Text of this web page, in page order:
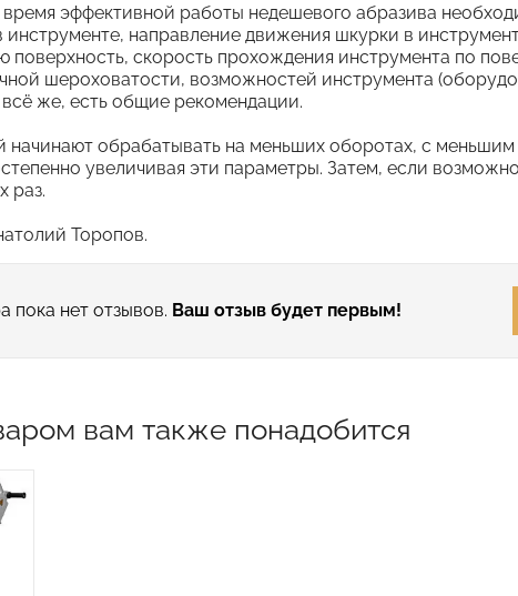
эффективной работы недешевого абразива
инструменте, направление движения шкурки в
поверхность, скорость прохождения инструмента по
шероховатости, возможностей инструмента
же, есть общие рекомендации.
обрабатывать на меньших оборотах, с
увеличивая эти параметры. Затем, если
раз.
Торопов.
пока нет отзывов. Ваш отзыв будет первым!
вам также понадобится